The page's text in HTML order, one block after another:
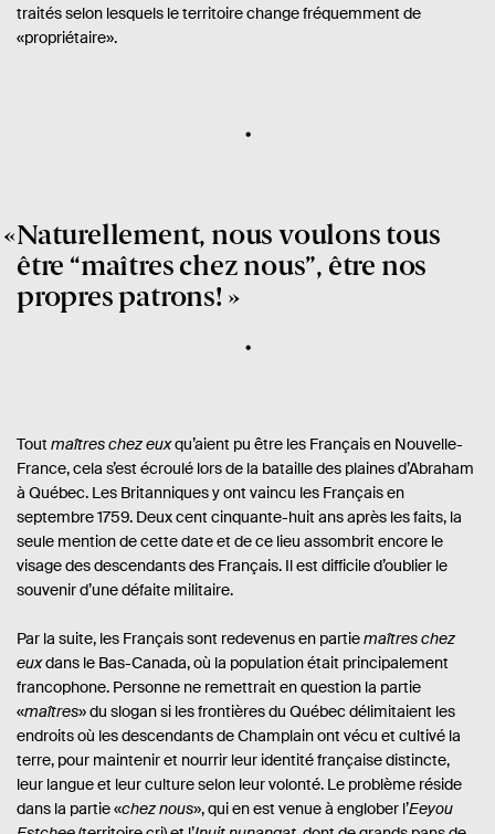
traités selon lesquels le territoire change fréquemment de
«propriétaire».
Naturellement, nous voulons tous
être “maîtres chez nous”, être nos
propres patrons!
Tout maîtres chez euxqu’aient pu être les Français en Nouvelle-
France, cela s’est écroulé lors de la bataille des plaines d’Abraham
à Québec. Les Britanniques y ont vaincu les Français en
septembre 1759. Deux cent cinquante-huit ans après les faits, la
seule mention de cette date et de ce lieu assombrit encore le
visage des descendants des Français. Il est difficile d’oublier le
souvenir d’une défaite militaire.
Par la suite, les Français sont redevenus en partiemaîtres chez
euxdans le Bas-Canada, où la population était principalement
francophone. Personne ne remettrait en question la partie
«maîtres» du slogan si les frontières du Québec délimitaient les
endroits où les descendants de Champlain ont vécu et cultivé la
terre, pour maintenir et nourrir leur identité française distincte,
leur langue et leur culture selon leur volonté. Le problème réside
dans la partie «chez nous», qui en est venue à englober l’Eeyou